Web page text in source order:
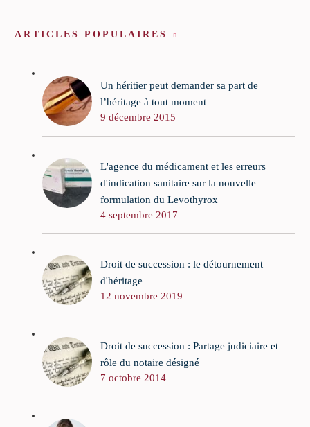
ARTICLES POPULAIRES
Un héritier peut demander sa part de
l’héritage à tout moment
9 décembre 2015
L'agence du médicament et les erreurs
d'indication sanitaire sur la nouvelle
formulation du Levothyrox
4 septembre 2017
Droit de succession : le détournement
d'héritage
12 novembre 2019
Droit de succession : Partage judiciaire et
rôle du notaire désigné
7 octobre 2014